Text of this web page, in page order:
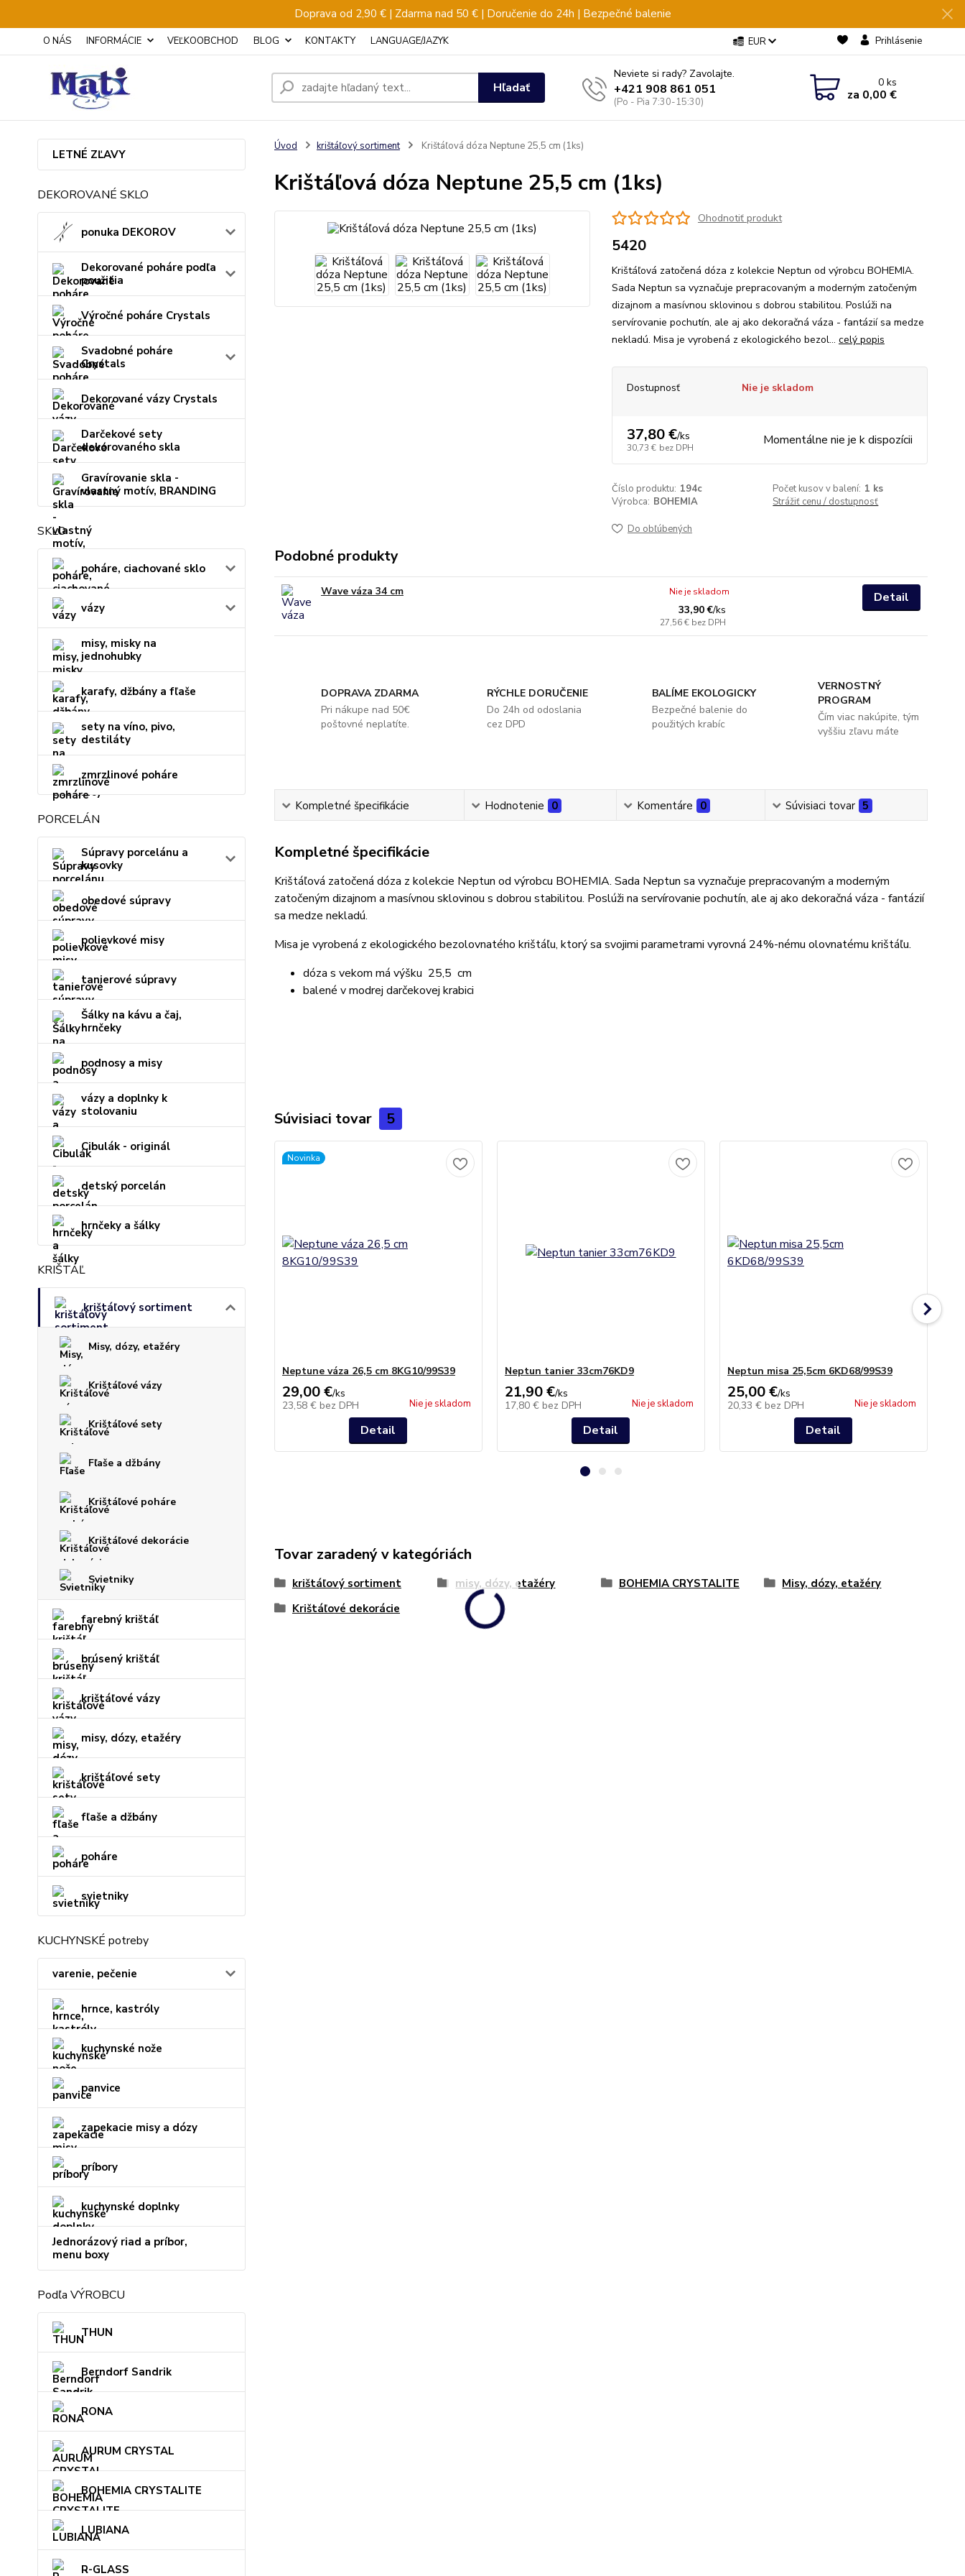
Doprava od 2,90 € | Zdarma nad 50 € | Doručenie do 24h | Bezpečné balenie
O NÁS INFORMÁCIE VEĽKOOBCHOD BLOG KONTAKTY LANGUAGE/JAZYK EUR Prihlásenie
Hľadať
Neviete si rady? Zavolajte.
+421 908 861 051
(Po - Pia 7:30-15:30)
0ks
za 0,00 €
LETNÉ ZĽAVY
DEKOROVANÉ SKLO
ponuka DEKOROV
Dekorované poháre podľa
použitia
Výročné poháre Crystals
Svadobné poháre
Crystals
Dekorované vázy Crystals
Darčekové sety
dekorovaného skla
Gravírovanie skla -
vlastný motív, BRANDING
SKLO
poháre, ciachované sklo
vázy
misy, misky na
jednohubky
karafy, džbány a fľaše
sety na víno, pivo,
destiláty
zmrzlinové poháre
PORCELÁN
Súpravy porcelánu a
kusovky
obedové súpravy
polievkové misy
tanierové súpravy
Šálky na kávu a čaj,
hrnčeky
podnosy a misy
vázy a doplnky k
stolovaniu
Cibulák - originál
detský porcelán
hrnčeky a šálky
KRIŠTÁĽ
krištáľový sortiment
Misy, dózy, etažéry
Krištáľové vázy
Krištáľové sety
Fľaše a džbány
Krištáľové poháre
Krištáľové dekorácie
Svietniky
farebný krištáľ
brúsený krištáľ
krištáľové vázy
misy, dózy, etažéry
krištáľové sety
fľaše a džbány
poháre
svietniky
KUCHYNSKÉ potreby
varenie, pečenie
hrnce, kastróly
kuchynské nože
panvice
zapekacie misy a dózy
príbory
kuchynské doplnky
Jednorázový riad a príbor,
menu boxy
Podľa VÝROBCU
THUN
Berndorf Sandrik
RONA
AURUM CRYSTAL
BOHEMIA CRYSTALITE
LUBIANA
R-GLASS
Úvod krištáľový sortiment Krištáľová dóza Neptune 25,5 cm (1ks)
Krištáľová dóza Neptune 25,5 cm (1ks)
Ohodnotiť produkt
5420
Krištáľová zatočená dóza z kolekcie Neptun od výrobcu BOHEMIA.
Sada Neptun sa vyznačuje prepracovaným a moderným zatočeným
dizajnom a masívnou sklovinou s dobrou stabilitou. Poslúži na
servírovanie pochutín, ale aj ako dekoračná váza - fantázií sa medze
nekladú. Misa je vyrobená z ekologického bezol... celý popis
Dostupnosť Nie je skladom
37,80 €/ks
30,73 € bez DPH Momentálne nie je k dispozícii
Číslo produktu: 194c Počet kusov v balení: 1 ks
Výrobca: BOHEMIA Strážiť cenu / dostupnosť
Do obľúbených
Podobné produkty
Wave váza 34 cm
33,90 €/ks
27,56 € bez DPH
Nie je skladom Detail
DOPRAVA ZDARMA
Pri nákupe nad 50€
poštovné neplatíte.
RÝCHLE DORUČENIE
Do 24h od odoslania
cez DPD
BALÍME EKOLOGICKY
Bezpečné balenie do
použitých krabíc
VERNOSTNÝ
PROGRAM
Čím viac nakúpite, tým
vyššiu zľavu máte
Kompletné špecifikácie Hodnotenie 0 Komentáre 0 Súvisiaci tovar 5
Kompletné špecifikácie
Krištáľová zatočená dóza z kolekcie Neptun od výrobcu BOHEMIA. Sada Neptun sa vyznačuje prepracovaným a moderným
zatočeným dizajnom a masívnou sklovinou s dobrou stabilitou. Poslúži na servírovanie pochutín, ale aj ako dekoračná váza - fantázií
sa medze nekladú.
Misa je vyrobená z ekologického bezolovnatého krištáľu, ktorý sa svojimi parametrami vyrovná 24%-nému olovnatému krištáľu.
dóza s vekom má výšku 25,5 cm
balené v modrej darčekovej krabici
Súvisiaci tovar 5
Novinka
Neptune váza 26,5 cm 8KG10/99S39
29,00 €/ks
23,58 € bez DPH Nie je skladom
Detail
Neptun tanier 33cm76KD9
21,90 €/ks
17,80 € bez DPH Nie je skladom
Detail
Neptun misa 25,5cm 6KD68/99S39
25,00 €/ks
20,33 € bez DPH Nie je skladom
Detail
Tovar zaradený v kategóriách
krištáľový sortiment misy, dózy, etažéry BOHEMIA CRYSTALITE
Misy, dózy, etažéry
Krištáľové dekorácie